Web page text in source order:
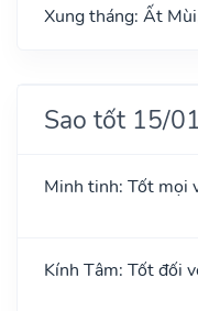
Xung tháng: Ất
Sao tốt 15/
Minh tinh: Tốt mọi
Kính Tâm: Tốt đối